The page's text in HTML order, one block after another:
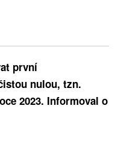
první
nulou, tzn.
2023. Informoval o